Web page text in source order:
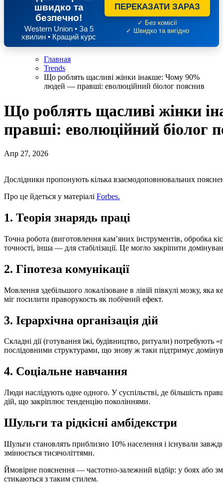
швидко та
безпечно!
Western Union • За 5
хвилин • Кращий курс
ПЕРЕКАЗАТИ ЗАРАЗ
✓ Без комісії
✓ Швидко та вигідно
Главная
Trends
Що роблять щасливі жінки інакше: Чому 90%
людей — правші: еволюційний біолог пояснив
Що роблять щасливі жінки
правші: еволюційний біолог
Апр 27, 2026
Дослідники пропонують кілька взаємодоповнювальних
Про це йдеться у матеріалі Forbes.
1. Теорія знарядь праці
Точна робота (виготовлення кам’яних інструментів, обробка
точності, інша — для стабілізації. Це могло закріпити
2. Гіпотеза комунікації
Мовлення здебільшого локалізоване в лівій півкулі мозку,
міг посилити праворукость як побічний ефект.
3. Ієрархічна організація дій
Складні дії (готування їжі, будівництво, ритуали) потребують
послідовними структурами, що знову ж таки підтримує
4. Соціальне навчання
Люди наслідують одне одного. У суспільстві, де більшість
дій, що закріплює тенденцію поколіннями.
Шульги та рідкісні амбідекстри
Шульги становлять приблизно 10% населення і існували
змінюється тисячоліттями.
Ймовірне пояснення — частотно-залежний відбір: у боях або
стикаються з таким стилем.